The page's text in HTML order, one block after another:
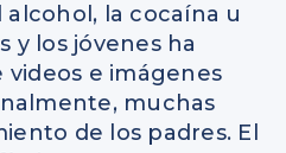
la cocaína u
y los jóvenes ha
videos e imágenes
muchas
de los padres. El